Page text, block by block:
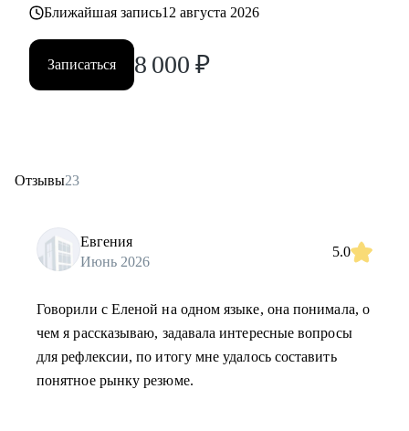
Ближайшая запись12 августа 2026
Записаться 8 000 ₽
Отзывы23
Евгения
Июнь 2026
5.0
Говорили с Еленой на одном языке, она понимала, о
чем я рассказываю, задавала интересные вопросы
для рефлексии, по итогу мне удалось составить
понятное рынку резюме.